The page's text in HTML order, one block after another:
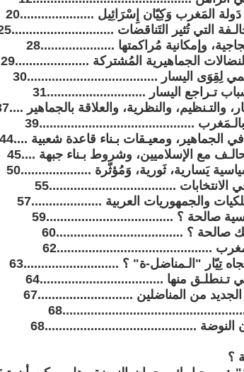
...........................................68